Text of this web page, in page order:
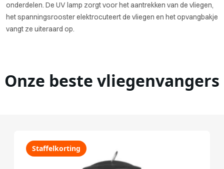
onderdelen. De UV lamp zorgt voor het aantrekken van de vliegen,
het spanningsrooster elektrocuteert de vliegen en het opvangbakje
vangt ze uiteraard op.
Onze beste vliegenvangers
Staffelkorting